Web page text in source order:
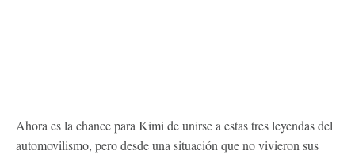
Ahora es la chance para Kimi de unirse a estas tres leyendas del
automovilismo, pero desde una situación que no vivieron sus